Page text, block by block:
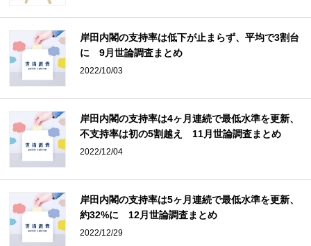
岸田内閣の支持率は低下が止まらず、平均で3割台
に 9月世論調査まとめ
2022/10/03
岸田内閣の支持率は4ヶ月連続で最低水準を更新、
不支持率は初の5割越え 11月世論調査まとめ
2022/12/04
岸田内閣の支持率は5ヶ月連続で最低水準を更新、
約32%に 12月世論調査まとめ
2022/12/29